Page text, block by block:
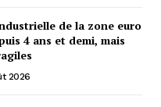
de la zone euro
4 ans et demi, mais
2026